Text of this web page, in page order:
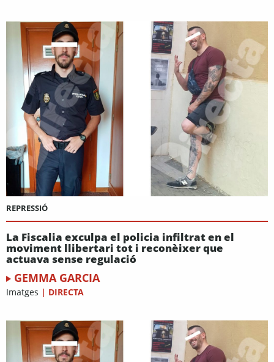
REPRESSIÓ
La Fiscalia exculpa el policia infiltrat en el
moviment llibertari tot i reconèixer que
actuava sense regulació
GEMMA GARCIA
Imatges | DIRECTA